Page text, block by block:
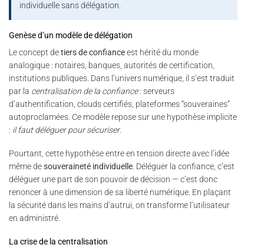
individuelle sans délégation.
Genèse d’un modèle de délégation
Le concept detiers de confianceest hérité du monde
analogique : notaires, banques, autorités de certification,
institutions publiques. Dans l’univers numérique, il s’est traduit
par la centralisation de la confiance: serveurs
d’authentification, clouds certifiés, plateformes “souveraines”
autoproclamées. Ce modèle repose sur une hypothèse implicite
: il faut déléguer pour sécuriser.
Pourtant, cette hypothèse entre en tension directe avec l’idée
même desouveraineté individuelle . Déléguer la confiance, c’est
déléguer une part de son pouvoir de décision — c’est donc
renoncer à une dimension de sa liberté numérique. En plaçant
la sécurité dans les mains d’autrui, on transforme l’utilisateur
en administré.
La crise de la centralisation